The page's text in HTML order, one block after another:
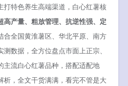
打特色养生高端渠道，白心红薯核
高产量、粗放管理、抗逆性强、定
合全国黄淮薯区、华北平原、南方
数据，全方位盘点市面上正宗、
主流白心红薯品种，搭配适配地
析，全文干货满满，看完不管是大